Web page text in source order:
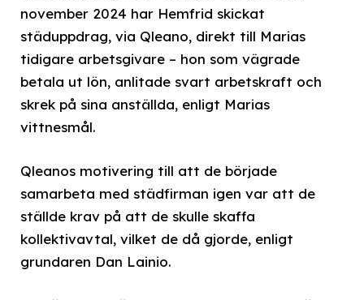
november 2024 har Hemfrid skickat
städuppdrag, via Qleano, direkt till Marias
tidigare arbetsgivare – hon som vägrade
betala ut lön, anlitade svart arbetskraft och
skrek på sina anställda, enligt Marias
vittnesmål.
Qleanos motivering till att de började
samarbeta med städfirman igen var att de
ställde krav på att de skulle skaffa
kollektivavtal, vilket de då gjorde, enligt
grundaren Dan Lainio.